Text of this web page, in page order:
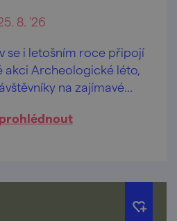
8. '26
se i letošním roce připojí
akci Archeologické léto,
na zajímavé
ústavů, muzeí
prohlédnout